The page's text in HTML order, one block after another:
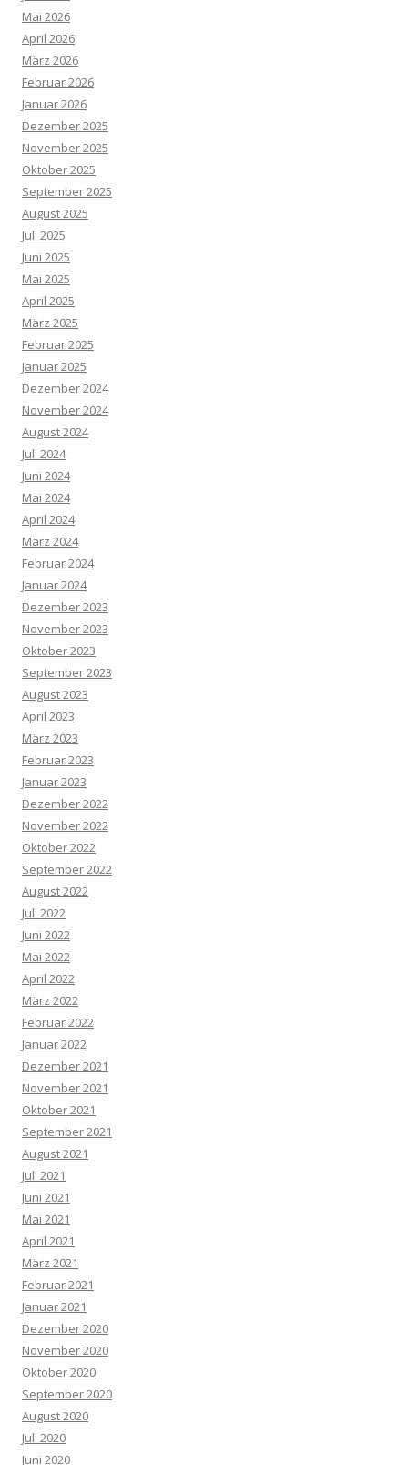
Mai 2026
April 2026
März 2026
Februar 2026
Januar 2026
Dezember 2025
November 2025
Oktober 2025
September 2025
August 2025
Juli 2025
Juni 2025
Mai 2025
April 2025
März 2025
Februar 2025
Januar 2025
Dezember 2024
November 2024
August 2024
Juli 2024
Juni 2024
Mai 2024
April 2024
März 2024
Februar 2024
Januar 2024
Dezember 2023
November 2023
Oktober 2023
September 2023
August 2023
April 2023
März 2023
Februar 2023
Januar 2023
Dezember 2022
November 2022
Oktober 2022
September 2022
August 2022
Juli 2022
Juni 2022
Mai 2022
April 2022
März 2022
Februar 2022
Januar 2022
Dezember 2021
November 2021
Oktober 2021
September 2021
August 2021
Juli 2021
Juni 2021
Mai 2021
April 2021
März 2021
Februar 2021
Januar 2021
Dezember 2020
November 2020
Oktober 2020
September 2020
August 2020
Juli 2020
Juni 2020